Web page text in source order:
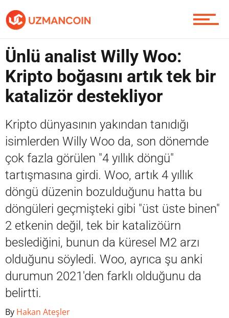
Piyasa
Soru Sor
Ünlü analist Willy Woo:
Kripto boğasını artık tek bir
katalizör destekliyor
Kripto dünyasının yakından tanıdığı
isimlerden Willy Woo da, son dönemde
çok fazla görülen "4 yıllık döngü"
tartışmasına girdi. Woo, artık 4 yıllık
döngü düzenin bozulduğunu hatta bu
döngüleri geçmişteki gibi "üst üste binen"
2 etkenin değil, tek bir katalizöürn
beslediğini, bunun da küresel M2 arzı
olduğunu söyledi. Woo, ayrıca şu anki
durumun 2021'den farklı olduğunu da
belirtti.
By Hakan Ateşler